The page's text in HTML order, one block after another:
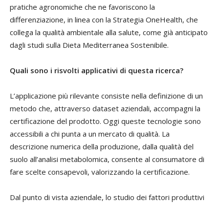
pratiche agronomiche che ne favoriscono la
differenziazione, in linea con la Strategia OneHealth, che
collega la qualità ambientale alla salute, come già anticipato
dagli studi sulla Dieta Mediterranea Sostenibile.
Quali sono i risvolti applicativi di questa ricerca?
L’applicazione più rilevante consiste nella definizione di un
metodo che, attraverso dataset aziendali, accompagni la
certificazione del prodotto. Oggi queste tecnologie sono
accessibili a chi punta a un mercato di qualità. La
descrizione numerica della produzione, dalla qualità del
suolo all’analisi metabolomica, consente al consumatore di
fare scelte consapevoli, valorizzando la certificazione.
Dal punto di vista aziendale, lo studio dei fattori produttivi